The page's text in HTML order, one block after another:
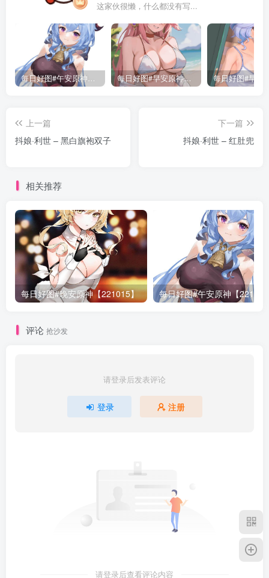
这家伙很懒，什么都没有写...
每日好图#午安原神【221014】 每日好图#早安原神【230724】
上一篇
抖娘·利世 – 黑白旗袍双子
下一篇
抖娘·利世 – 红肚兜
相关推荐
每日好图#晚安原神【221015】 每日好图#午安原神【
评论 抢沙发
请登录后发表评论
登录 注册
请登录后查看评论内容